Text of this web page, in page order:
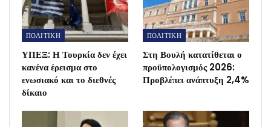
ΠΟΛΙΤΙΚΗ
ΥΠΕΞ: Η Τουρκία δεν έχει
κανένα έρεισμα στο
ενωσιακό και το διεθνές
δίκαιο
ΠΟΛΙΤΙΚΗ
Στη Βουλή κατατίθεται ο
προϋπολογισμός 2026:
Προβλέπει ανάπτυξη 2,4%